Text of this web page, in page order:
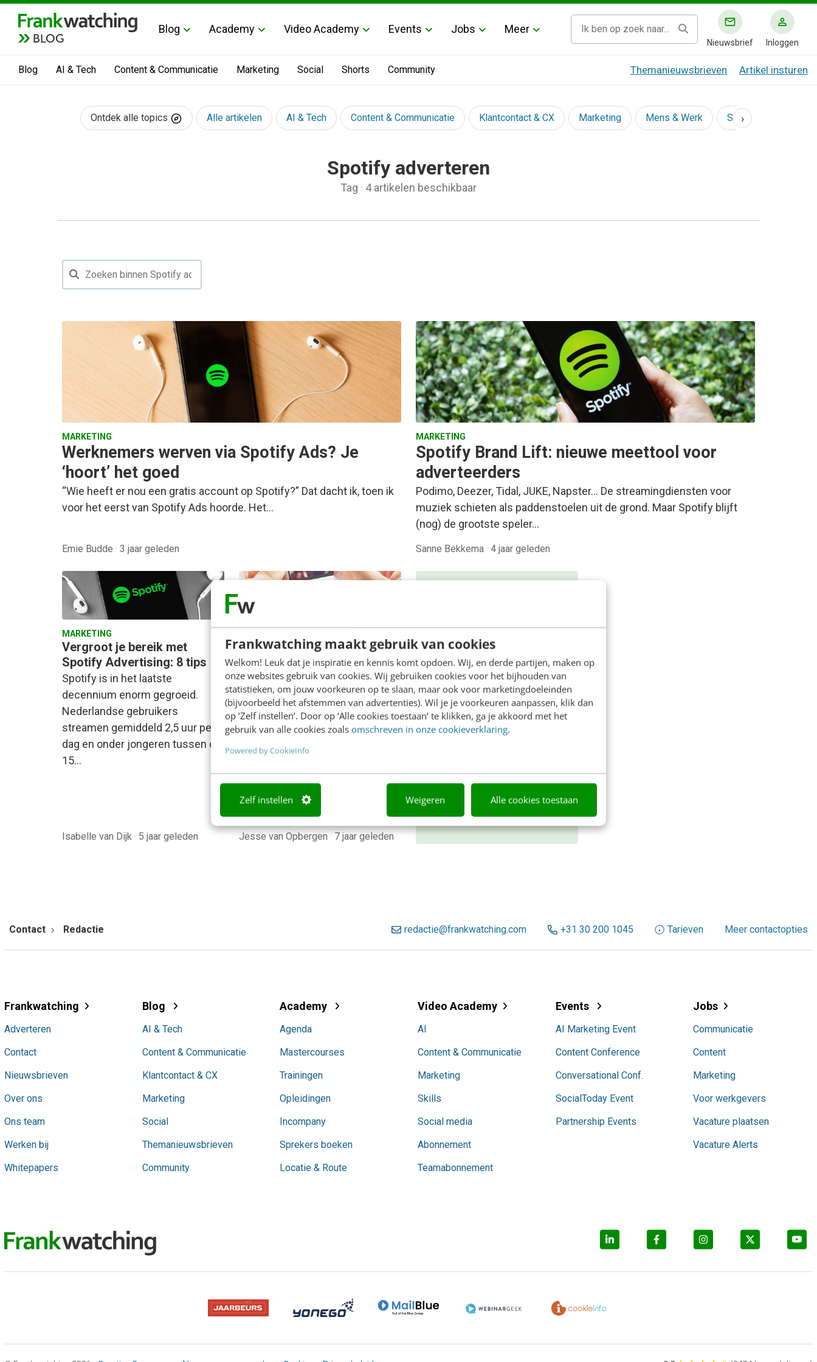
Frankwatching maakt gebruik van cookies
Welkom! Leuk dat je inspiratie en kennis komt opdoen. Wij, en derde partijen, maken op
onze websites gebruik van cookies. Wij gebruiken cookies voor het bijhouden van
statistieken, om jouw voorkeuren op te slaan, maar ook voor marketingdoeleinden
(bijvoorbeeld het afstemmen van advertenties). Wil je je voorkeuren aanpassen, klik dan
op ‘Zelf instellen’. Door op ‘Alle cookies toestaan’ te klikken, ga je akkoord met het
gebruik van alle cookies zoals omschreven in onze cookieverklaring.
Powered by CookieInfo
Zelf instellen Weigeren Alle cookies toestaan
BLOG
Blog Academy Video Academy Events Jobs Meer
Nieuwsbrief Inloggen
Blog AI & Tech Content & Communicatie Marketing Social Shorts Community Themanieuwsbrieven Artikel insturen
Ontdek alle topics Alle artikelen AI & Tech Content & Communicatie Klantcontact & CX Marketing Mens & Werk Social
›
Spotify adverteren
Tag · 4 artikelen beschikbaar
MARKETING
Werknemers werven via Spotify Ads? Je
‘hoort’ het goed
“Wie heeft er nou een gratis account op Spotify?” Dat dacht ik, toen ik
voor het eerst van Spotify Ads hoorde. Het…
Emie Budde · 3 jaar geleden
MARKETING
Spotify Brand Lift: nieuwe meettool voor
adverteerders
Podimo, Deezer, Tidal, JUKE, Napster... De streamingdiensten voor
muziek schieten als paddenstoelen uit de grond. Maar Spotify blijft
(nog) de grootste speler…
Sanne Bekkema · 4 jaar geleden
MARKETING
Vergroot je bereik met
Spotify Advertising: 8 tips
Spotify is in het laatste
decennium enorm gegroeid.
Nederlandse gebruikers
streamen gemiddeld 2,5 uur per
dag en onder jongeren tussen de
15…
Isabelle van Dijk · 5 jaar geleden
Video advertising: de
mogelijkheden van
verschillende platformen
Met alleen het creëren van goede
content voor video ben je er nog
niet. Wat heb je aan goede
Jesse van Opbergen · 7 jaar geleden
ONLINE MASTERCLASS
De nieuwe SEO- &
GEO-spelregels
AI-first: zo wordt je content
beter gevonden. Schrijf je in en
bekijk direct.
Contact Redactie redactie@frankwatching.com +31 30 200 1045 Tarieven Meer contactopties
Frankwatching
Adverteren
Contact
Nieuwsbrieven
Over ons
Ons team
Werken bij
Whitepapers
Blog
AI & Tech
Content & Communicatie
Klantcontact & CX
Marketing
Social
Themanieuwsbrieven
Community
Academy
Agenda
Mastercourses
Trainingen
Opleidingen
Incompany
Sprekers boeken
Locatie & Route
Video Academy
AI
Content & Communicatie
Marketing
Skills
Social media
Abonnement
Teamabonnement
Events
AI Marketing Event
Content Conference
Conversational Conf.
SocialToday Event
Partnership Events
Jobs
Communicatie
Content
Marketing
Voor werkgevers
Vacature plaatsen
Vacature Alerts